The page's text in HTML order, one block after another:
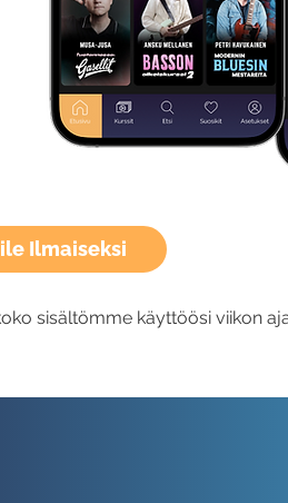
Ilmaiseksi
sisältömme käyttöösi viikon